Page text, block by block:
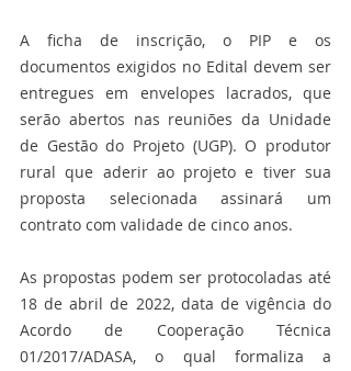
A ficha de inscrição, o PIP e os
documentos exigidos no Edital devem ser
entregues em envelopes lacrados, que
serão abertos nas reuniões da Unidade
de Gestão do Projeto (UGP). O produtor
rural que aderir ao projeto e tiver sua
proposta selecionada assinará um
contrato com validade de cinco anos.
As propostas podem ser protocoladas até
18 de abril de 2022, data de vigência do
Acordo de Cooperação Técnica
01/2017/ADASA, o qual formaliza a